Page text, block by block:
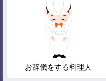
お辞儀をする料理人